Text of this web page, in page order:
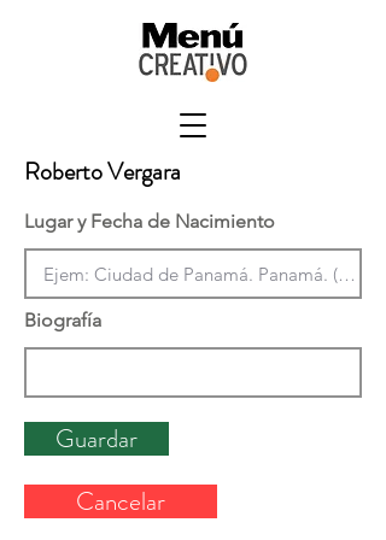
Roberto Vergara
Lugar y Fecha de Nacimiento
Biografía
Guardar
Cancelar